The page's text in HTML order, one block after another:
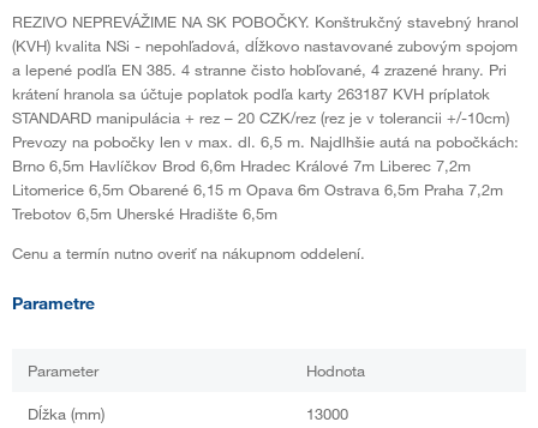
REZIVO NEPREVÁŽIME NA SK POBOČKY. Konštrukčný stavebný hranol
(KVH) kvalita NSi - nepohľadová, dĺžkovo nastavované zubovým spojom
a lepené podľa EN 385. 4 stranne čisto hobľované, 4 zrazené hrany. Pri
krátení hranola sa účtuje poplatok podľa karty 263187 KVH príplatok
STANDARD manipulácia + rez – 20 CZK/rez (rez je v tolerancii +/-10cm)
Prevozy na pobočky len v max. dl. 6,5 m. Najdlhšie autá na pobočkách:
Brno 6,5m Havlíčkov Brod 6,6m Hradec Králové 7m Liberec 7,2m
Litomerice 6,5m Obarené 6,15 m Opava 6m Ostrava 6,5m Praha 7,2m
Trebotov 6,5m Uherské Hradište 6,5m
Cenu a termín nutno overiť na nákupnom oddelení.
Parametre
Parameter Hodnota
Dĺžka (mm) 13000